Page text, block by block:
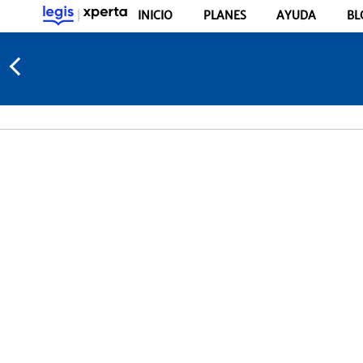
INICIO PLANES AYUDA